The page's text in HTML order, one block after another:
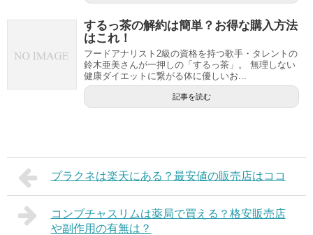
するっ茶の解約は簡単？お得な購入方法
はこれ！
フードアナリスト2級の資格を持つ歌手・タレントの
鈴木亜美さんが一押しの「するっ茶」。 無理しない
健康ダイエットに繋がる体に優しいお...
記事を読む
プラクネは楽天にある？最安値の販売店はココ
コンブチャスリムは薬局で買える？格安販売店
や副作用の有無は？